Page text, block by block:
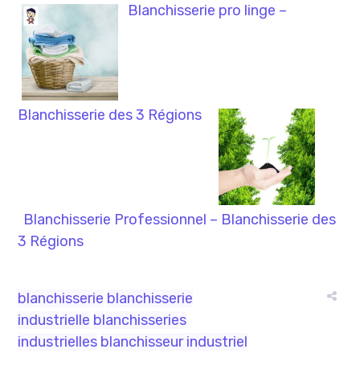
Blanchisserie pro linge –
Blanchisserie des 3 Régions
Blanchisserie Professionnel – Blanchisserie des
3 Régions
blanchisserie blanchisserie
industrielle blanchisseries
industrielles blanchisseur industriel